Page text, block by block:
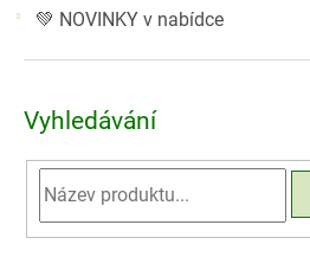
💚 NOVINKY v nabídce
Vyhledávání